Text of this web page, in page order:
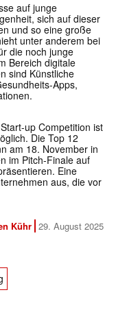
auf junge
sich auf dieser
und so eine große
unter anderem bei
die noch junge
Bereich digitale
sind Künstliche
Apps,
up Competition ist
Die Top 12
am 18. November in
im Pitch-Finale auf
Eine
aus, die vor
Kühr 29. August 2025